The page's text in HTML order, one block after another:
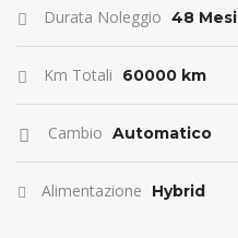
Durata Noleggio 48 Mesi
Km Totali 60000 km
Cambio Automatico
Alimentazione Hybrid